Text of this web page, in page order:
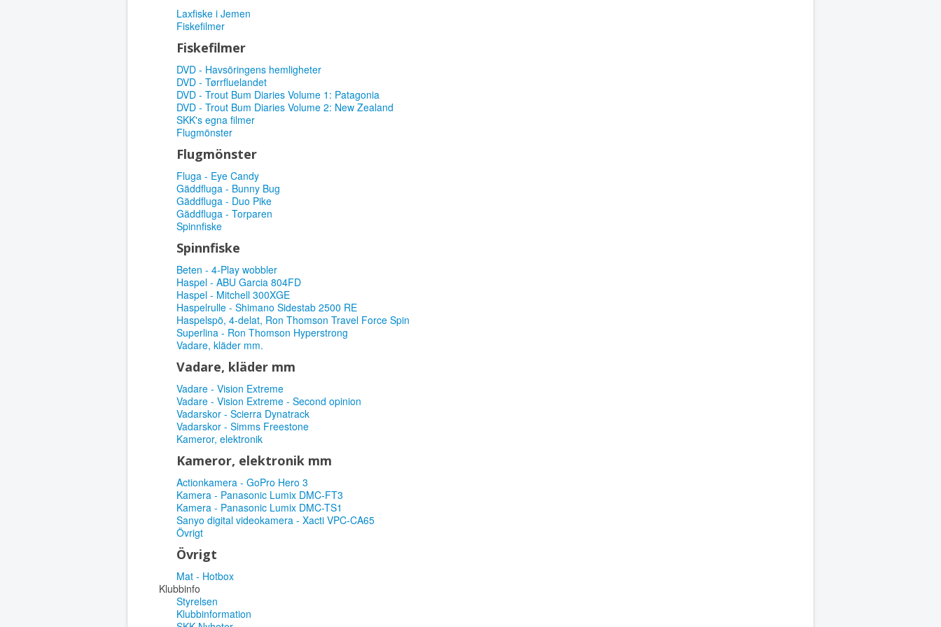
Laxfiske i Jemen
Fiskefilmer
Fiskefilmer
DVD - Havsöringens hemligheter
DVD - Tørrfluelandet
DVD - Trout Bum Diaries Volume 1: Patagonia
DVD - Trout Bum Diaries Volume 2: New Zealand
SKK's egna filmer
Flugmönster
Flugmönster
Fluga - Eye Candy
Gäddfluga - Bunny Bug
Gäddfluga - Duo Pike
Gäddfluga - Torparen
Spinnfiske
Spinnfiske
Beten - 4-Play wobbler
Haspel - ABU Garcia 804FD
Haspel - Mitchell 300XGE
Haspelrulle - Shimano Sidestab 2500 RE
Haspelspö, 4-delat, Ron Thomson Travel Force Spin
Superlina - Ron Thomson Hyperstrong
Vadare, kläder mm.
Vadare, kläder mm
Vadare - Vision Extreme
Vadare - Vision Extreme - Second opinion
Vadarskor - Scierra Dynatrack
Vadarskor - Simms Freestone
Kameror, elektronik
Kameror, elektronik mm
Actionkamera - GoPro Hero 3
Kamera - Panasonic Lumix DMC-FT3
Kamera - Panasonic Lumix DMC-TS1
Sanyo digital videokamera - Xacti VPC-CA65
Övrigt
Övrigt
Mat - Hotbox
Klubbinfo
Styrelsen
Klubbinformation